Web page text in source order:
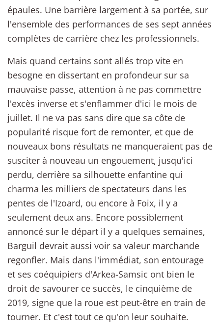
épaules. Une barrière largement à sa portée, sur
l'ensemble des performances de ses sept années
complètes de carrière chez les professionnels.
Mais quand certains sont allés trop vite en
besogne en dissertant en profondeur sur sa
mauvaise passe, attention à ne pas commettre
l'excès inverse et s'enflammer d'ici le mois de
juillet. Il ne va pas sans dire que sa côte de
popularité risque fort de remonter, et que de
nouveaux bons résultats ne manqueraient pas de
susciter à nouveau un engouement, jusqu'ici
perdu, derrière sa silhouette enfantine qui
charma les milliers de spectateurs dans les
pentes de l'Izoard, ou encore à Foix, il y a
seulement deux ans. Encore possiblement
annoncé sur le départ il y a quelques semaines,
Barguil devrait aussi voir sa valeur marchande
regonfler. Mais dans l'immédiat, son entourage
et ses coéquipiers d'Arkea-Samsic ont bien le
droit de savourer ce succès, le cinquième de
2019, signe que la roue est peut-être en train de
tourner. Et c'est tout ce qu'on leur souhaite.